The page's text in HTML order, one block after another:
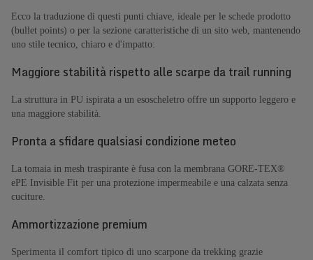
Ecco la traduzione di questi punti chiave, ideale per le schede prodotto
(bullet points) o per la sezione caratteristiche di un sito web, mantenendo
uno stile tecnico, chiaro e d'impatto:
Maggiore stabilità rispetto alle scarpe da trail running
La struttura in PU ispirata a un esoscheletro offre un supporto leggero e
una maggiore stabilità.
Pronta a sfidare qualsiasi condizione meteo
La tomaia in mesh traspirante è fusa con la membrana GORE-TEX®
ePE Invisible Fit per una protezione impermeabile e una calzata senza
cuciture.
Ammortizzazione premium
Sperimenta il comfort tipico di uno scarpone da trekking grazie